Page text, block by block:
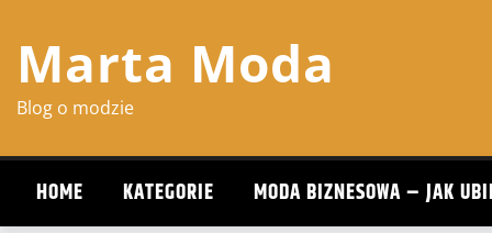
content
Marta Moda
Blog o modzie
HOME KATEGORIE MODA BIZNESOWA – JAK